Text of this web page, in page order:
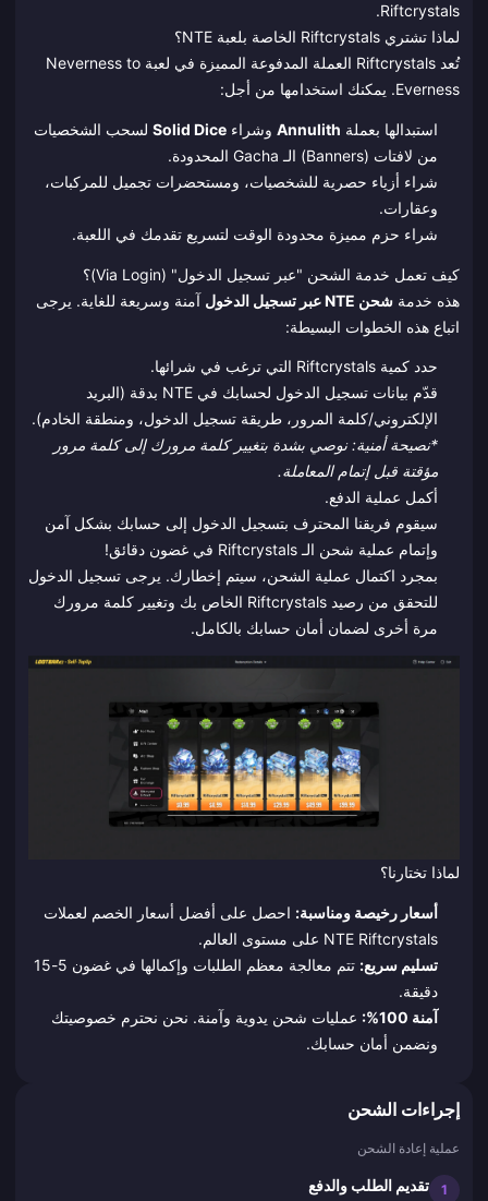
Riftcrystals.
لماذا تشتري Riftcrystals الخاصة بلعبة NTE؟
تُعد Riftcrystals العملة المدفوعة المميزة في لعبة Neverness to
Everness. يمكنك استخدامها من أجل:
استبدالها بعملة Annulithوشراء Solid Diceلسحب الشخصيات
من لافتات (Banners) الـ Gacha المحدودة.
شراء أزياء حصرية للشخصيات، ومستحضرات تجميل للمركبات،
وعقارات.
شراء حزم مميزة محدودة الوقت لتسريع تقدمك في اللعبة.
كيف تعمل خدمة الشحن "عبر تسجيل الدخول" (Via Login)؟
هذه خدمة شحن NTE عبر تسجيل الدخول
آمنة وسريعة للغاية. يرجى
اتباع هذه الخطوات البسيطة:
حدد كمية Riftcrystals التي ترغب في شرائها.
قدّم بيانات تسجيل الدخول لحسابك في NTE بدقة (البريد
الإلكتروني/كلمة المرور، طريقة تسجيل الدخول، ومنطقة الخادم).
*نصيحة أمنية: نوصي بشدة بتغيير كلمة مرورك إلى كلمة مرور
مؤقتة قبل إتمام المعاملة.
أكمل عملية الدفع.
سيقوم فريقنا المحترف بتسجيل الدخول إلى حسابك بشكل آمن
وإتمام عملية شحن الـ Riftcrystals في غضون دقائق!
بمجرد اكتمال عملية الشحن، سيتم إخطارك. يرجى تسجيل الدخول
للتحقق من رصيد Riftcrystals الخاص بك وتغيير كلمة مرورك
مرة أخرى لضمان أمان حسابك بالكامل.
لماذا تختارنا؟
أسعار رخيصة ومناسبة: احصل على أفضل أسعار الخصم لعملات
NTE Riftcrystals على مستوى العالم.
تسليم سريع:
تتم معالجة معظم الطلبات وإكمالها في غضون 5-15
دقيقة.
آمنة 100%:
عمليات شحن يدوية وآمنة. نحن نحترم خصوصيتك
ونضمن أمان حسابك.
إجراءات الشحن
عملية إعادة الشحن
1 تقديم الطلب والدفع